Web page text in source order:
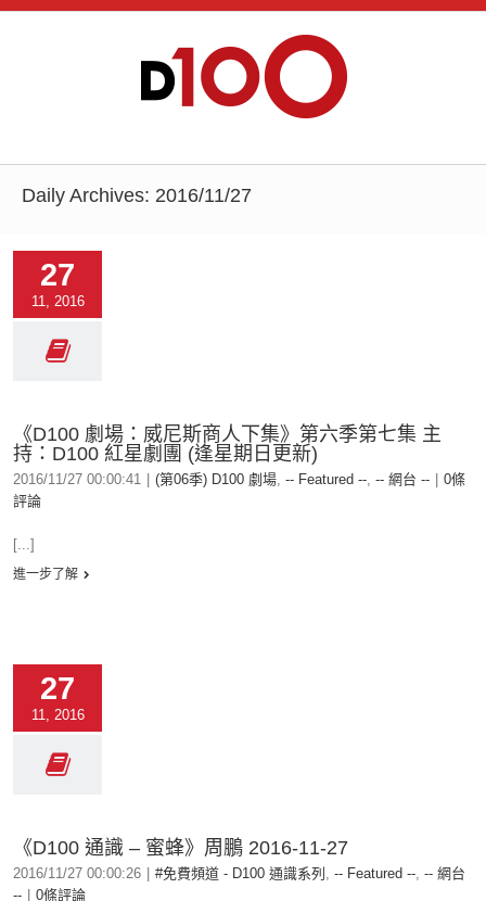
Daily Archives: 2016/11/27
27
11, 2016
《D100 劇場：威尼斯商人下集》第六季第七集 主
持：D100 紅星劇團 (逢星期日更新)
2016/11/27 00:00:41 (第06季) D100 劇場, -- Featured --, -- 網台 --
0條
評論
[...]
進一步了解
27
11, 2016
《D100 通識 – 蜜蜂》周鵬 2016-11-27
2016/11/27 00:00:26 #免費頻道 - D100 通識系列 , -- Featured --, -- 網台
--
0條評論